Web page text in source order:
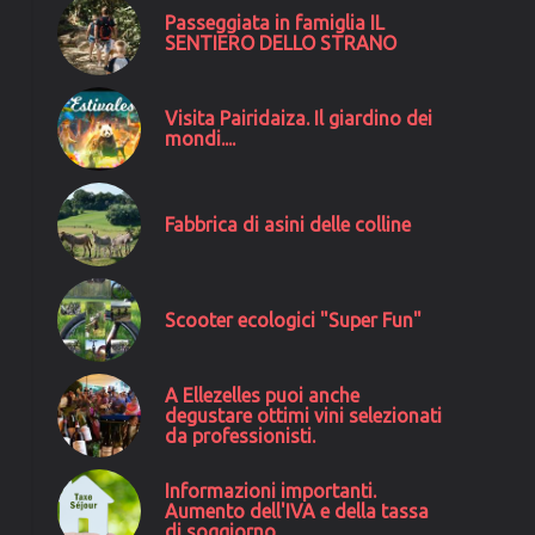
Ochato
Passeggiata in famiglia IL
SENTIERO DELLO STRANO
Visita Pairidaiza. Il giardino dei
mondi....
Fabbrica di asini delle colline
Scooter ecologici "Super Fun"
A Ellezelles puoi anche
degustare ottimi vini selezionati
da professionisti.
Informazioni importanti.
Aumento dell'IVA e della tassa